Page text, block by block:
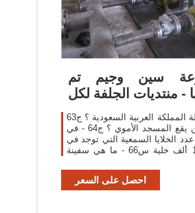
سين وجيم تم
- منتديات الجلفة لكل
س 63 - ما هي عملة المملكة العربية السعودية ؟ ج63
- الريال س64 - أين يقع المسجد الأموي ؟ ج64 - في
- كم عدد الخلايا السمعية التي توجد في
الأذن ؟ ج65 - 100 ألف خلية س66 - ما هي سفينة
احصل على السعر